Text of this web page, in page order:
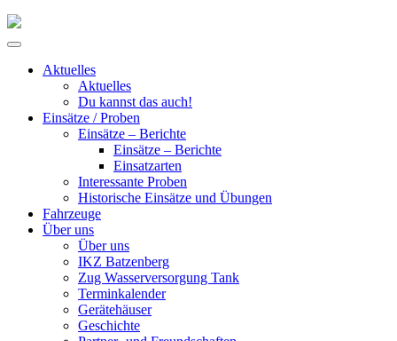
Skip
Primary
Aktuelles
Aktuelles
Du kannst das auch!
Einsätze / Proben
Einsätze – Berichte
Einsätze – Berichte
Einsatzarten
Interessante Proben
Historische Einsätze und Übungen
Fahrzeuge
Über uns
Über uns
IKZ Batzenberg
Zug Wasserversorgung Tank
Terminkalender
Gerätehäuser
Geschichte